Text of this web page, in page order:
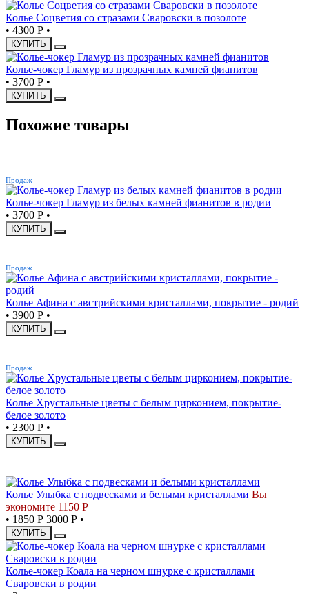
Колье Соцветия со стразами Сваровски в позолоте
• 4300 Р •
КУПИТЬ
Колье-чокер Гламур из прозрачных камней фианитов
• 3700 Р •
КУПИТЬ
Похожие товары
Продаж
Колье-чокер Гламур из белых камней фианитов в родии
• 3700 Р •
КУПИТЬ
Продаж
Колье Афина с австрийскими кристаллами, покрытие - родий
• 3900 Р •
КУПИТЬ
Продаж
Колье Хрустальные цветы с белым цирконием, покрытие-
белое золото
• 2300 Р •
КУПИТЬ
Колье Улыбка с подвесками и белыми кристаллами Вы
экономите 1150 Р
• 1850 Р 3000 Р •
КУПИТЬ
Колье-чокер Коала на черном шнурке с кристаллами
Сваровски в родии